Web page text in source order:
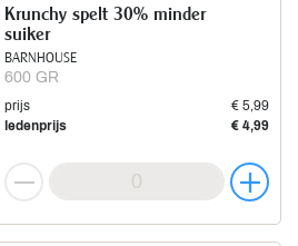
BARNHOUSE
600 GR
Krunchy spelt 30% minder
suiker
prijs
€ 5,99
ledenprijs
€ 4,99